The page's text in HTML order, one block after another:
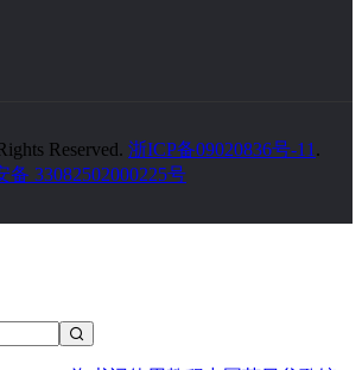
Reserved. 浙ICP备09020836号-11 .
备 33082502000225号